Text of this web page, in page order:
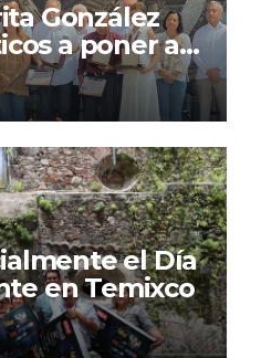
González
a poner al
de
el Día
en Temixco